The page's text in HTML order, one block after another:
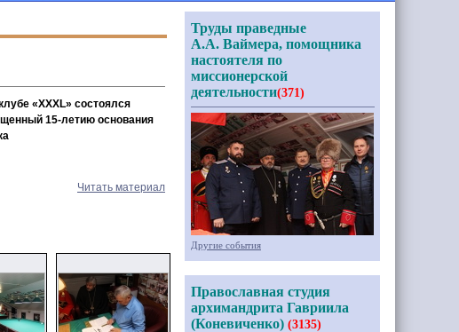
«ХХХL» состоялся
15-летию основания
Читать материал
Труды праведные
А.А. Ваймера, помощника
настоятеля по
миссионерской
деятельности(371)
Другие события
Православная студия
архимандрита Гавриила
(Коневиченко) (3135)